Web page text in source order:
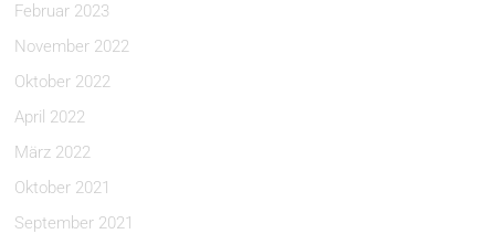
Februar 2023
November 2022
Oktober 2022
April 2022
März 2022
Oktober 2021
September 2021